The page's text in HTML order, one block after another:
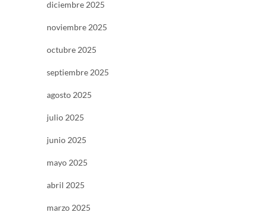
diciembre 2025
noviembre 2025
octubre 2025
septiembre 2025
agosto 2025
julio 2025
junio 2025
mayo 2025
abril 2025
marzo 2025